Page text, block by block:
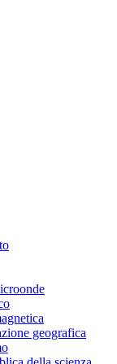
geografica